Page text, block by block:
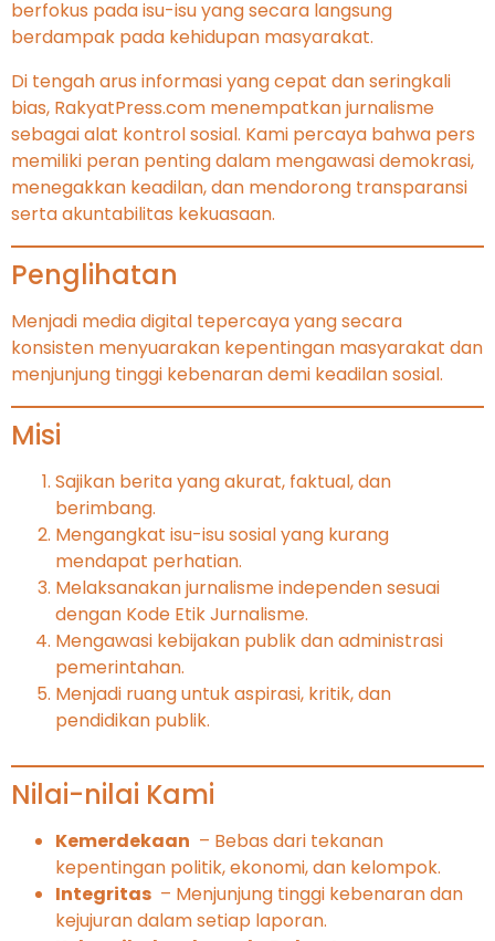
berfokus pada isu-isu yang secara langsung
berdampak pada kehidupan masyarakat.
Di tengah arus informasi yang cepat dan seringkali
bias, RakyatPress.com menempatkan jurnalisme
sebagai alat kontrol sosial. Kami percaya bahwa pers
memiliki peran penting dalam mengawasi demokrasi,
menegakkan keadilan, dan mendorong transparansi
serta akuntabilitas kekuasaan.
Penglihatan
Menjadi media digital tepercaya yang secara
konsisten menyuarakan kepentingan masyarakat dan
menjunjung tinggi kebenaran demi keadilan sosial.
Misi
Sajikan berita yang akurat, faktual, dan
berimbang.
Mengangkat isu-isu sosial yang kurang
mendapat perhatian.
Melaksanakan jurnalisme independen sesuai
dengan Kode Etik Jurnalisme.
Mengawasi kebijakan publik dan administrasi
pemerintahan.
Menjadi ruang untuk aspirasi, kritik, dan
pendidikan publik.
Nilai-nilai Kami
Kemerdekaan – Bebas dari tekanan
kepentingan politik, ekonomi, dan kelompok.
Integritas – Menjunjung tinggi kebenaran dan
kejujuran dalam setiap laporan.